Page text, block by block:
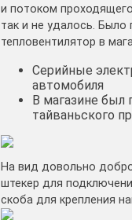
и потоком
так и не удалось. Было
тепловентилятор в
Серийные
автомобиля
В магазине был
тайваньского
На вид довольно
штекер для
скоба для крепления